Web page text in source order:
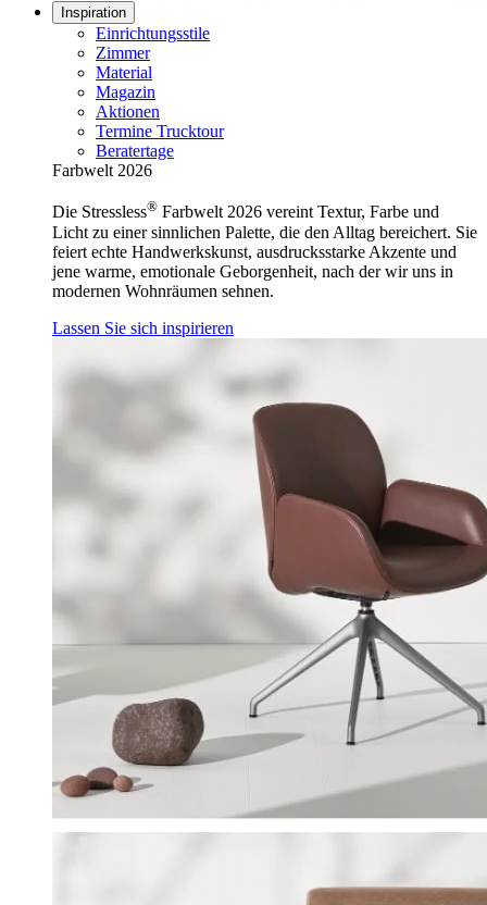
Inspiration
Einrichtungsstile
Zimmer
Material
Magazin
Aktionen
Termine Trucktour
Beratertage
Farbwelt 2026
Die Stressless® Farbwelt 2026 vereint Textur, Farbe und
Licht zu einer sinnlichen Palette, die den Alltag bereichert. Sie
feiert echte Handwerkskunst, ausdrucksstarke Akzente und
jene warme, emotionale Geborgenheit, nach der wir uns in
modernen Wohnräumen sehnen.
Lassen Sie sich inspirieren